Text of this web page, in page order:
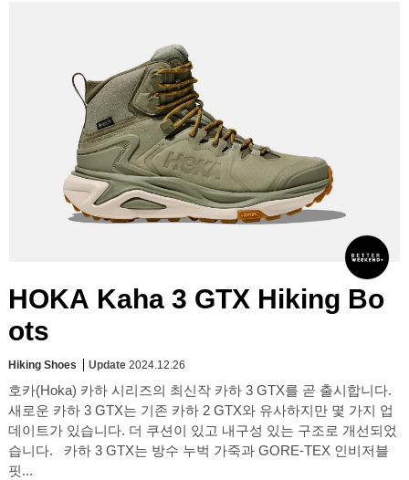
HOKA Kaha 3 GTX Hiking Bo
ots
Hiking Shoes Update 2024.12.26
호카(Hoka) 카하 시리즈의 최신작 카하 3 GTX를 곧 출시합니다.
새로운 카하 3 GTX는 기존 카하 2 GTX와 유사하지만 몇 가지 업
데이트가 있습니다. 더 쿠션이 있고 내구성 있는 구조로 개선되었
습니다. 카하 3 GTX는 방수 누벅 가죽과 GORE-TEX 인비저블
핏...